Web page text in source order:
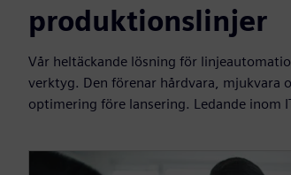
produktionslinjer
Vår heltäckande lösning för
verktyg. Den förenar hårdvara,
optimering före lansering. Ledande inom